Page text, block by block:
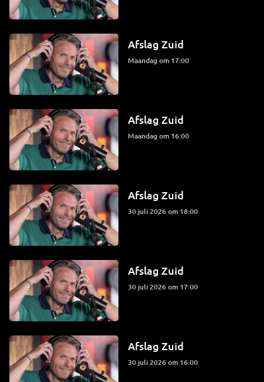
Afslag Zuid
maandag om 17:00
Afslag Zuid
maandag om 16:00
Afslag Zuid
30 juli 2026 om 18:00
Afslag Zuid
30 juli 2026 om 17:00
Afslag Zuid
30 juli 2026 om 16:00